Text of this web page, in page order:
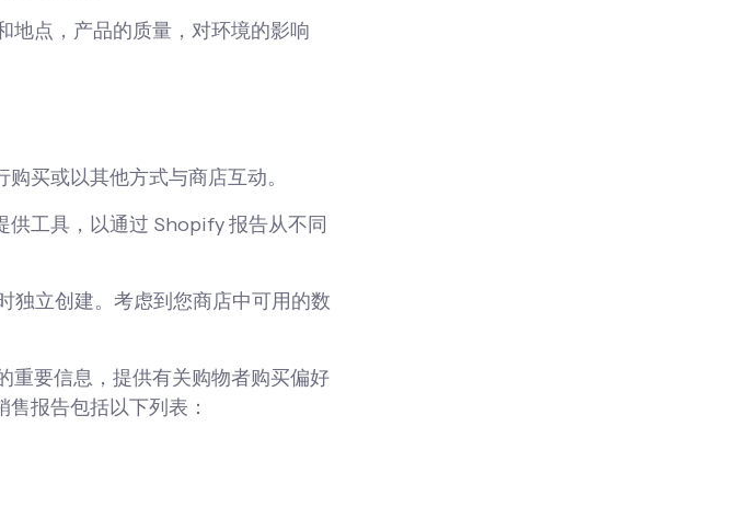
地点，产品的质量，对环境的影响
买或以其他方式与商店互动。
工具，以通过 Shopify 报告从不同
独立创建。考虑到您商店中可用的数
重要信息，提供有关购物者购买偏好
报告包括以下列表：